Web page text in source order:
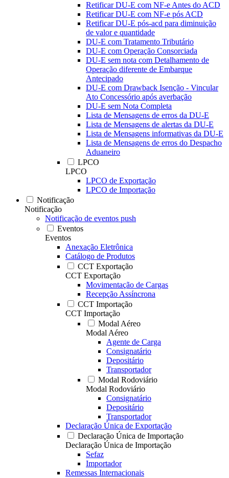
Retificar DU-E com NF-e Antes do ACD
Retificar DU-E com NF-e pós ACD
Retificar DU-E pós-acd para diminuição
de valor e quantidade
DU-E com Tratamento Tributário
DU-E com Operação Consorciada
DU-E sem nota com Detalhamento de
Operação diferente de Embarque
Antecipado
DU-E com Drawback Isenção - Vincular
Ato Concessório após averbação
DU-E sem Nota Completa
Lista de Mensagens de erros da DU-E
Lista de Mensagens de alertas da DU-E
Lista de Mensagens informativas da DU-E
Lista de Mensagens de erros do Despacho
Aduaneiro
LPCO
LPCO
LPCO de Exportação
LPCO de Importação
Notificação
Notificação
Notificação de eventos push
Eventos
Eventos
Anexação Eletrônica
Catálogo de Produtos
CCT Exportação
CCT Exportação
Movimentação de Cargas
Recepção Assíncrona
CCT Importação
CCT Importação
Modal Aéreo
Modal Aéreo
Agente de Carga
Consignatário
Depositário
Transportador
Modal Rodoviário
Modal Rodoviário
Consignatário
Depositário
Transportador
Declaração Única de Exportação
Declaração Única de Importação
Declaração Única de Importação
Sefaz
Importador
Remessas Internacionais